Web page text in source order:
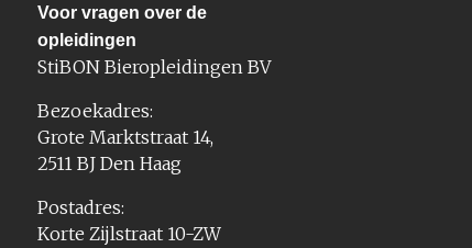
Voor vragen over de
opleidingen
StiBON Bieropleidingen BV
Bezoekadres:
Grote Marktstraat 14,
2511 BJ Den Haag
Postadres:
Korte Zijlstraat 10-ZW